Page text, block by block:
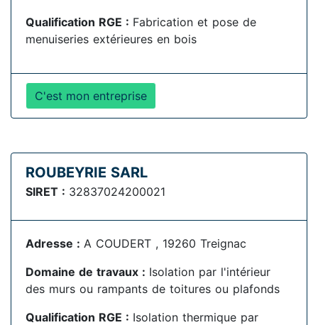
Qualification RGE : Fabrication et pose de
menuiseries extérieures en bois
C'est mon entreprise
ROUBEYRIE SARL
SIRET : 32837024200021
Adresse : A COUDERT , 19260 Treignac
Domaine de travaux : Isolation par l'intérieur
des murs ou rampants de toitures ou plafonds
Qualification RGE : Isolation thermique par